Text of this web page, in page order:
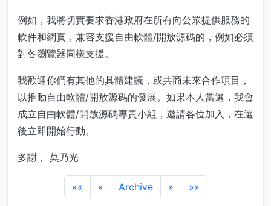
例如，我將切實要求香港政府在所有向公眾提供服務的
軟件和網頁，兼容支援自由軟體/開放源碼的，例如必須
對各瀏覽器同樣支援。
我歡迎你們有其他的具體建議，或共商未來合作項目，
以推動自由軟體/開放源碼的發展。如果本人當選，我會
成立自由軟體/開放源碼專責小組，邀請各位加入，在選
後立即開始行動。
多謝， 莫乃光
«« « Archive » »»